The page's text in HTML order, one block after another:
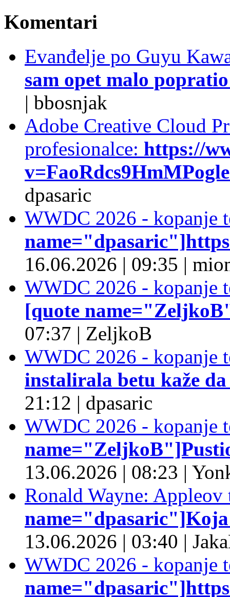
Komentari
Evanđelje po Guyu
sam opet malo
| bbosnjak
Adobe Creative Cloud
profesionalce: https://
dpasaric
WWDC 2026 - kopanje
16.06.2026 | 09:35 |
WWDC 2026 - kopanje
[quote
07:37 | ZeljkoB
WWDC 2026 - kopanje
instalirala betu kaže
21:12 | dpasaric
WWDC 2026 - kopanje
13.06.2026 | 08:23 |
Ronald Wayne:
13.06.2026 | 03:40 |
WWDC 2026 - kopanje